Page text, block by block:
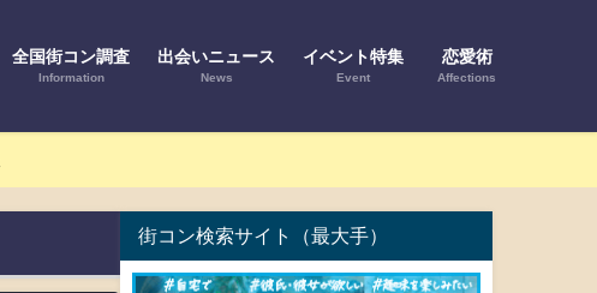
全国街コン調査
Information
出会いニュース
News
イベント特集
Event
恋愛術
Affections
街コン検索サイト（最大手）